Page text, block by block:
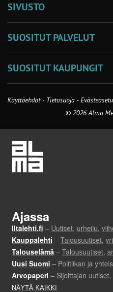
SIVUSTO
SUOSITUT PALVELUT
SUOSITUT KAUPUNGIT
Käyttöehdot - Tietosuoja -
© 2026 Alma